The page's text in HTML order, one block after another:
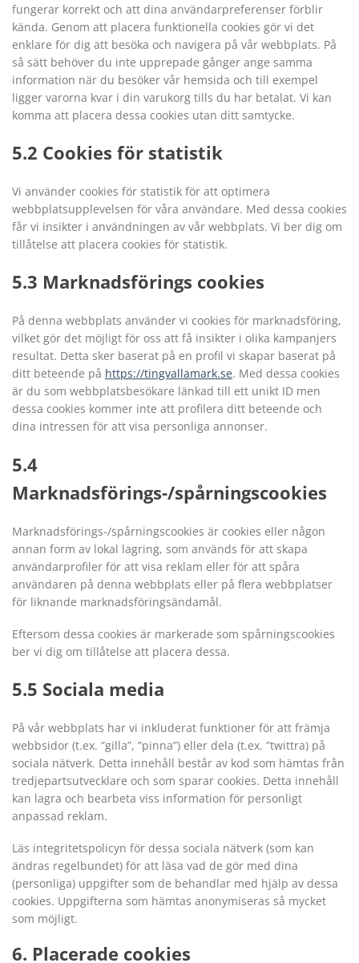
fungerar korrekt och att dina användarpreferenser förblir
kända. Genom att placera funktionella cookies gör vi det
enklare för dig att besöka och navigera på vår webbplats. På
så sätt behöver du inte upprepade gånger ange samma
information när du besöker vår hemsida och till exempel
ligger varorna kvar i din varukorg tills du har betalat. Vi kan
komma att placera dessa cookies utan ditt samtycke.
5.2 Cookies för statistik
Vi använder cookies för statistik för att optimera
webbplatsupplevelsen för våra användare. Med dessa cookies
får vi insikter i användningen av vår webbplats. Vi ber dig om
tillåtelse att placera cookies för statistik.
5.3 Marknadsförings cookies
På denna webbplats använder vi cookies för marknadsföring,
vilket gör det möjligt för oss att få insikter i olika kampanjers
resultat. Detta sker baserat på en profil vi skapar baserat på
ditt beteende på https://tingvallamark.se. Med dessa cookies
är du som webbplatsbesökare länkad till ett unikt ID men
dessa cookies kommer inte att profilera ditt beteende och
dina intressen för att visa personliga annonser.
5.4
Marknadsförings-/spårningscookies
Marknadsförings-/spårningscookies är cookies eller någon
annan form av lokal lagring, som används för att skapa
användarprofiler för att visa reklam eller för att spåra
användaren på denna webbplats eller på flera webbplatser
för liknande marknadsföringsändamål.
Eftersom dessa cookies är markerade som spårningscookies
ber vi dig om tillåtelse att placera dessa.
5.5 Sociala media
På vår webbplats har vi inkluderat funktioner för att främja
webbsidor (t.ex. ”gilla”, ”pinna”) eller dela (t.ex. ”twittra) på
sociala nätverk. Detta innehåll består av kod som hämtas från
tredjepartsutvecklare och som sparar cookies. Detta innehåll
kan lagra och bearbeta viss information för personligt
anpassad reklam.
Läs integritetspolicyn för dessa sociala nätverk (som kan
ändras regelbundet) för att läsa vad de gör med dina
(personliga) uppgifter som de behandlar med hjälp av dessa
cookies. Uppgifterna som hämtas anonymiseras så mycket
som möjligt.
6. Placerade cookies